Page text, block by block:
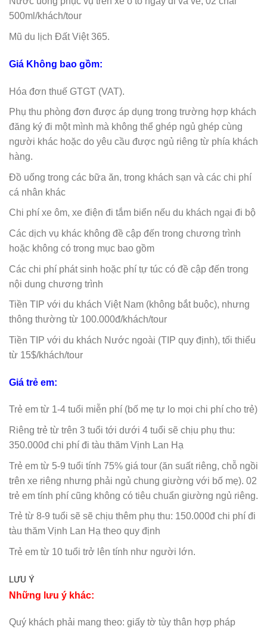
500ml/khách/tour
Mũ du lịch Đất Việt 365.
Giá Không bao gồm:
Hóa đơn thuế GTGT (VAT).
Phụ thu phòng đơn được áp dụng trong trường hợp khách
đăng ký đi một mình mà không thể ghép ngủ ghép cùng
người khác hoặc do yêu cầu được ngủ riêng từ phía khách
hàng.
Đồ uống trong các bữa ăn, trong khách sạn và các chi phí
cá nhân khác
Chi phí xe ôm, xe điện đi tắm biển nếu du khách ngại đi bộ
Các dịch vụ khác không đề cập đến trong chương trình
hoặc không có trong mục bao gồm
Các chi phí phát sinh hoặc phí tự túc có đề cập đến trong
nội dung chương trình
Tiền TIP với du khách Việt Nam (không bắt buộc), nhưng
thông thường từ 100.000đ/khách/tour
Tiền TIP với du khách Nước ngoài (TIP quy định), tối thiểu
từ 15$/khách/tour
Giá trẻ em:
Trẻ em từ 1-4 tuổi miễn phí (bố mẹ tự lo mọi chi phí cho trẻ)
Riêng trẻ từ trên 3 tuổi tới dưới 4 tuổi sẽ chịu phụ thu:
350.000đ chi phí đi tàu thăm Vịnh Lan Hạ
Trẻ em từ 5-9 tuổi tính 75% giá tour (ăn suất riêng, chỗ ngồi
trên xe riêng nhưng phải ngủ chung giường với bố mẹ). 02
trẻ em tính phí cũng không có tiêu chuẩn giường ngủ riêng.
Trẻ từ 8-9 tuổi sẽ sẽ chịu thêm phụ thu: 150.000đ chi phí đi
tàu thăm Vịnh Lan Hạ theo quy định
Trẻ em từ 10 tuổi trở lên tính như người lớn.
LƯU Ý
Những lưu ý khác:
Quý khách phải mang theo: giấy tờ tùy thân hợp pháp